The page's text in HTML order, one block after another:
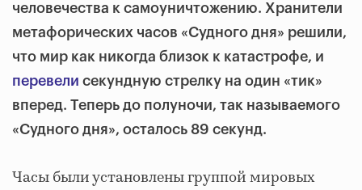
человечества к самоуничтожению. Хранители
метафорических часов «Судного дня» решили,
что мир как никогда близок к катастрофе, и
перевели секундную стрелку на один «тик»
вперед. Теперь до полуночи, так называемого
«Судного дня», осталось 89 секунд.
Часы были установлены группой мировых